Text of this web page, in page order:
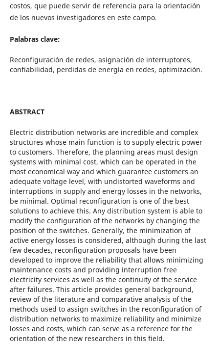
costos, que puede servir de referencia para la orientación
de los nuevos investigadores en este campo.
Palabras clave:
Reconfiguración de redes, asignación de interruptores,
confiabilidad, perdidas de energía en redes, optimización.
ABSTRACT
Electric distribution networks are incredible and complex
structures whose main function is to supply electric power
to customers. Therefore, the planning areas must design
systems with minimal cost, which can be operated in the
most economical way and which guarantee customers an
adequate voltage level, with undistorted waveforms and
interruptions in supply and energy losses in the networks,
be minimal. Optimal reconfiguration is one of the best
solutions to achieve this. Any distribution system is able to
modify the configuration of the networks by changing the
position of the switches. Generally, the minimization of
active energy losses is considered, although during the last
few decades, reconfiguration proposals have been
developed to improve the reliability that allows minimizing
maintenance costs and providing interruption free
electricity services as well as the continuity of the service
after failures. This article provides general background,
review of the literature and comparative analysis of the
methods used to assign switches in the reconfiguration of
distribution networks to maximize reliability and minimize
losses and costs, which can serve as a reference for the
orientation of the new researchers in this field.